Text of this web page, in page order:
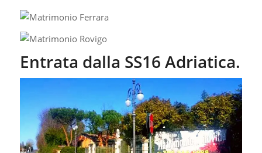
Entrata dalla SS16 Adriatica.